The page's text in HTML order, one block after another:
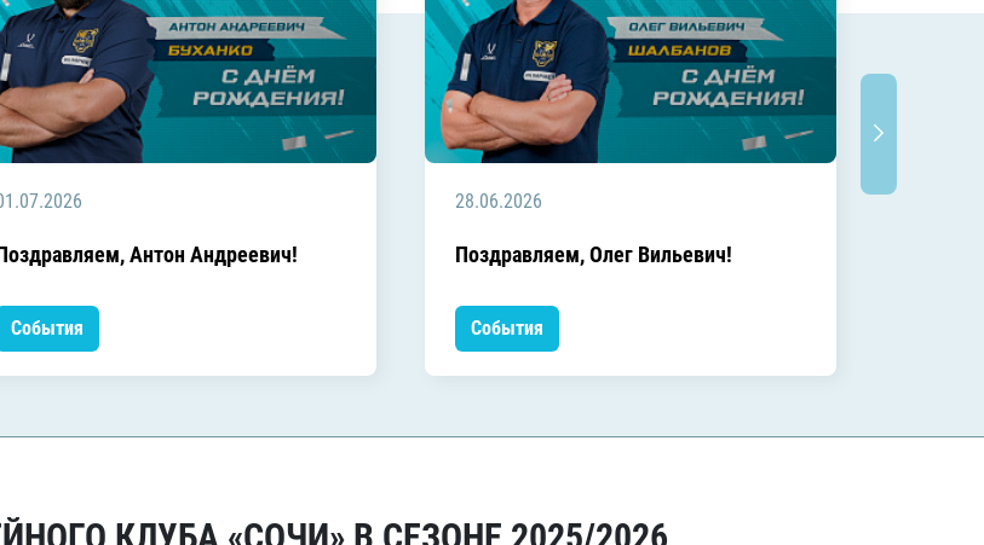
Антон Андреевич!
События
28.06.2026
Поздравляем, Олег Вильевич!
События